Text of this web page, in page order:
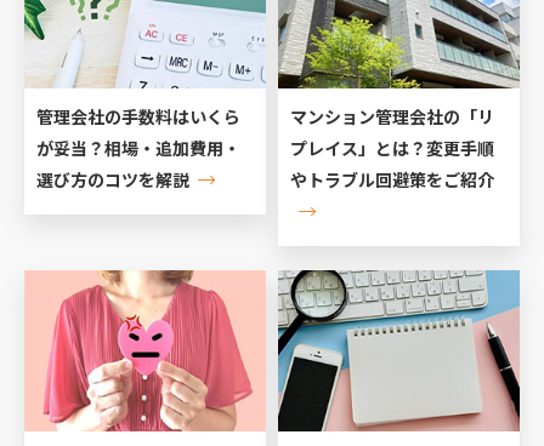
管理会社の手数料はいくら
が妥当？相場・追加費用・
選び方のコツを解説
マンション管理会社の「リ
プレイス」とは？変更手順
やトラブル回避策をご紹介